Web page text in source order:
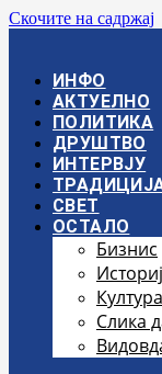
Скочите на садржај
ИНФО
АКТУЕЛНО
ПОЛИТИКА
ДРУШТВО
ИНТЕРВЈУ
СВЕТ
ОСТАЛО
Бизнис
Култура
Слика